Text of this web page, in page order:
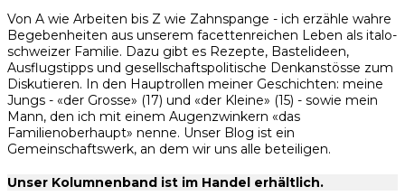
Von A wie Arbeiten bis Z wie Zahnspange - ich erzähle wahre
Begebenheiten aus unserem facettenreichen Leben als italo-
schweizer Familie. Dazu gibt es Rezepte, Bastelideen,
Ausflugstipps und gesellschaftspolitische Denkanstösse zum
Diskutieren. In den Hauptrollen meiner Geschichten: meine
Jungs - «der Grosse» (17) und «der Kleine» (15) - sowie mein
Mann, den ich mit einem Augenzwinkern «das
Familienoberhaupt» nenne. Unser Blog ist ein
Gemeinschaftswerk, an dem wir uns alle beteiligen.
Unser Kolumnenband ist im Handel erhältlich.